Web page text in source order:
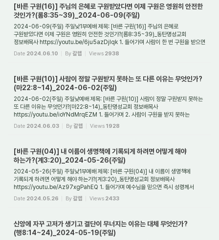
[바른 구원(16)] 주님의 은혜로 구원받았다면 이제 구원은 영원히 안전한
것인가?(롬8:35~39)_2024-06-09(주일)
2024-06-09(주일) 주일낮1부예배 제목: [바른 구원(16)] 주님의 은혜로
구원받았다면 이제 구원은 영원히 안전한 것인가?(롬8:35~39)_동탄명성교회
정보배목사 https://youtu.be/6ju5azDjIqk 1. 들어가며 사람이 한 번 구원을 받으면
영원히 구원을 받은 것인...
Date 2024.06.10 By갈렙 Views 2938
[바른 구원(10)] 사람이 정말 구원받지 못하는 또 다른 이유는 무엇인가?
(마22:8~14)_2024-06-02(주일)
2024-06-02(주일) 주일낮예배 제목: [바른 구원(10)] 사람이 정말 구원받지 못하는
또 다른 이유는 무엇인가?(마22:8~14)_동탄명성교회 정보배목사
https://youtu.be/ioYNdMrqEZM 1. 들어가며 2. 사람이 구원을 받지 못하는
첫번째 이유는 무엇인가? 3. 사람이...
Date 2024.06.03 By갈렙 Views 1928
[바른 구원(04)] 내 이름이 생명책에 기록되게 하려면 어떻게 해야
하는가?(계3:20)_2024-05-26(주일)
2024-05-26(주일) 주일낮1부예배 제목: [바른 구원(04)] 내 이름이 생명책에
기록되게 하려면 어떻게 해야 하는가?(계3:20)_동탄명성교회 정보배목사
https://youtu.be/Az97xgPahEQ 1. 들어가며 예수님을 믿으면 즉시 성령께서
내주하시는가? 그리고 예수믿으...
Date 2024.05.26 By갈렙 Views 2433
신앙에 자꾸 고저가 생기고 결단이 무너지는 이유는 대체 무엇인가?
(행8:14~24)_2024-05-19(주일)